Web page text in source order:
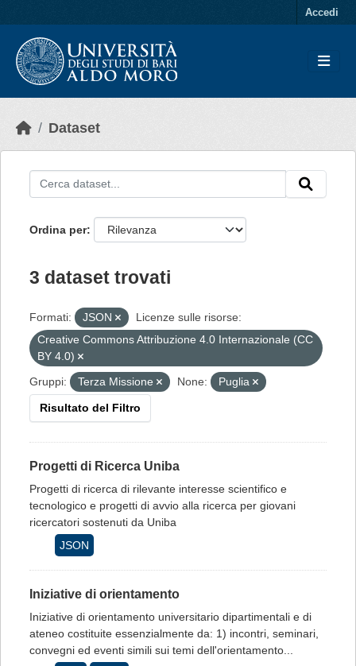
Accedi
Dataset
Ordina per
3 dataset trovati
Formati: JSON
Licenze sulle risorse:
Creative Commons Attribuzione 4.0 Internazionale (CC
BY 4.0)
Gruppi:
Terza Missione None: Puglia
Risultato del Filtro
Progetti di Ricerca Uniba
Progetti di ricerca di rilevante interesse scientifico e
tecnologico e progetti di avvio alla ricerca per giovani
ricercatori sostenuti da Uniba
JSON
Iniziative di orientamento
Iniziative di orientamento universitario dipartimentali e di
ateneo costituite essenzialmente da: 1) incontri, seminari,
convegni ed eventi simili sui temi dell'orientamento...